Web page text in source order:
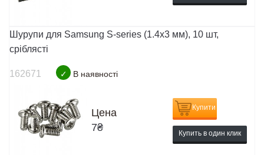
Шурупи для Samsung S-series (1.4x3 мм), 10 шт,
сріблясті
162671 ✓ В наявності
Цена
7₴
Купити
Купить в один клик